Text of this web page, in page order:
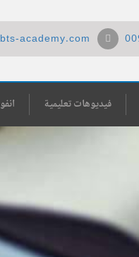
academy.com
فيديوهات تعليمية